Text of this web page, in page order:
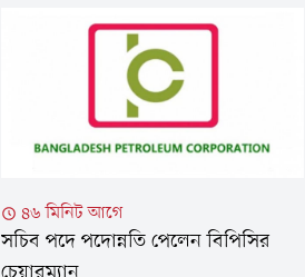
৪৬ মিনিট আগে
সচিব পদে পদোন্নতি পেলেন বিপিসির